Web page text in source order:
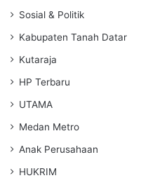
Sosial & Politik
Kabupaten Tanah Datar
Kutaraja
HP Terbaru
UTAMA
Medan Metro
Anak Perusahaan
HUKRIM